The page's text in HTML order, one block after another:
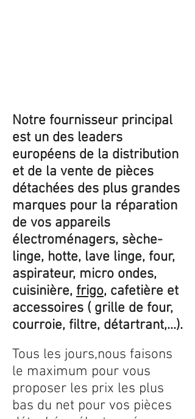
Notre fournisseur principal
est un des leaders
européens de la distribution
et de la vente de pièces
détachées des plus grandes
marques pour la réparation
de vos appareils
électroménagers, sèche-
linge, hotte, lave linge, four,
aspirateur, micro ondes,
cuisinière, frigo, cafetière et
accessoires ( grille de four,
courroie, filtre, détartrant,...).
Tous les jours,nous faisons
le maximum pour vous
proposer les prix les plus
bas du net pour vos pièces